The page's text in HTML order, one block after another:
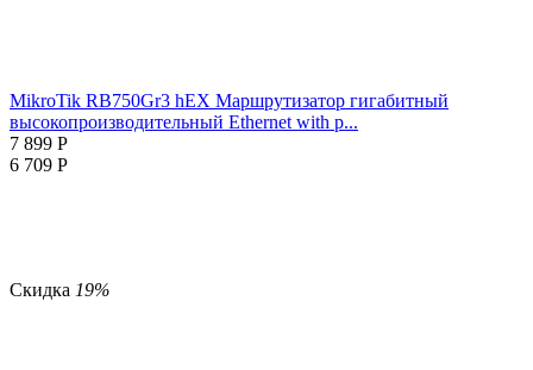
MikroTik RB750Gr3 hEX Маршрутизатор гигабитный
высокопроизводительный Ethernet with p...
7 899 Р
6 709 Р
Скидка 19%